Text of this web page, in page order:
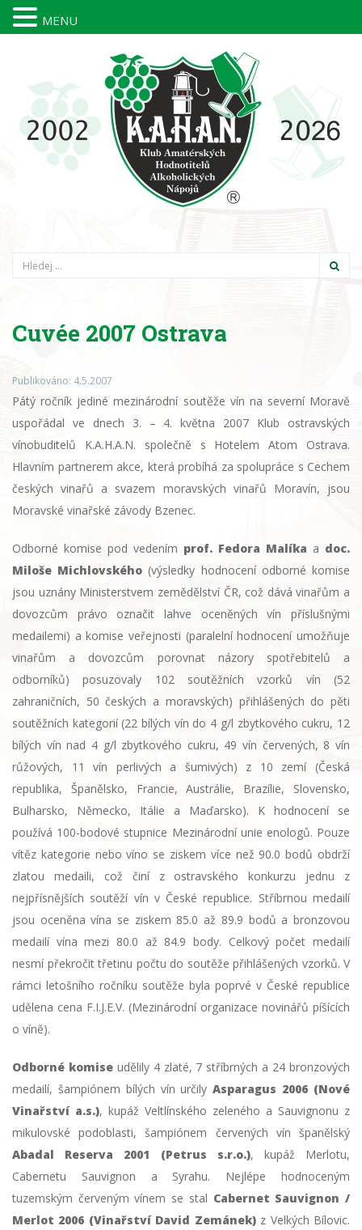
Hledání
Cuvée 2007 Ostrava
Publikováno: 4.5.2007
Pátý ročník jediné mezinárodní soutěže vín na severní Moravě
uspořádal ve dnech 3. – 4. května 2007 Klub ostravských
vínobuditelů K.A.H.A.N. společně s Hotelem Atom Ostrava.
Hlavním partnerem akce, která probíhá za spolupráce s Cechem
českých vinařů a svazem moravských vinařů Moravín, jsou
Moravské vinařské závody Bzenec.
Odborné komise pod vedením prof. Fedora Malíka a doc.
Miloše Michlovského (výsledky hodnocení odborné komise
jsou uznány Ministerstvem zemědělství ČR, což dává vinařům a
dovozcům právo označit lahve oceněných vín příslušnými
medailemi) a komise veřejnosti (paralelní hodnocení umožňuje
vinařům a dovozcům porovnat názory spotřebitelů a
odborníků) posuzovaly 102 soutěžních vzorků vín (52
zahraničních, 50 českých a moravských) přihlášených do pěti
soutěžních kategorií (22 bílých vín do 4 g/l zbytkového cukru, 12
bílých vín nad 4 g/l zbytkového cukru, 49 vín červených, 8 vín
růžových, 11 vín perlivých a šumivých) z 10 zemí (Česká
republika, Španělsko, Francie, Austrálie, Brazílie, Slovensko,
Bulharsko, Německo, Itálie a Maďarsko). K hodnocení se
používá 100-bodové stupnice Mezinárodní unie enologů. Pouze
vítěz kategorie nebo víno se ziskem více než 90.0 bodů obdrží
zlatou medaili, což činí z ostravského konkurzu jednu z
nejpřísnějších soutěží vín v České republice. Stříbrnou medailí
jsou oceněna vína se ziskem 85.0 až 89.9 bodů a bronzovou
medailí vína mezi 80.0 až 84.9 body. Celkový počet medailí
nesmí překročit třetinu počtu do soutěže přihlášených vzorků. V
rámci letošního ročníku soutěže byla poprvé v České republice
udělena cena F.I.J.E.V. (Mezinárodní organizace novinářů píšících
o víně).
Odborné komiseudělily 4 zlaté, 7 stříbrných a 24 bronzových
medailí, šampiónem bílých vín určilyAsparagus 2006 (Nové
Vinařství a.s.), kupáž Veltlínského zeleného a Sauvignonu z
mikulovské podoblasti, šampiónem červených vín španělský
Abadal Reserva 2001 (Petrus s.r.o.), kupáž Merlotu,
Cabernetu Sauvignon a Syrahu. Nejlépe hodnoceným
tuzemským červeným vínem se stal Cabernet Sauvignon /
Merlot 2006 (Vinařství David Zemánek) z Velkých Bílovic.
MENU